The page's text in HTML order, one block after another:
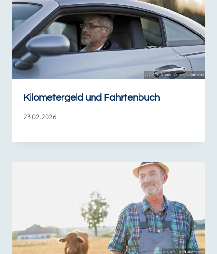
Kilometergeld und Fahrtenbuch
23.02.2026